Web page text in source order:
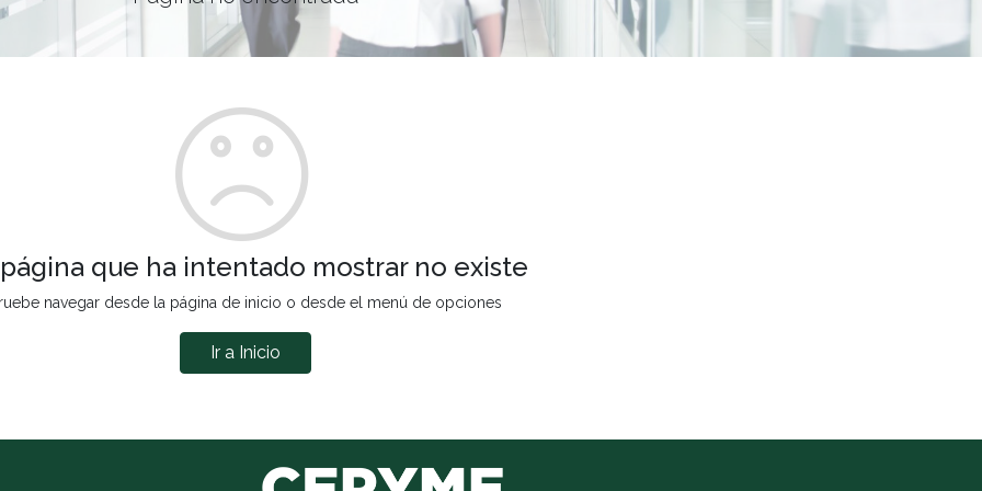
que ha intentado mostrar no existe
navegar desde la página de inicio o desde el menú de opciones
Ir a Inicio